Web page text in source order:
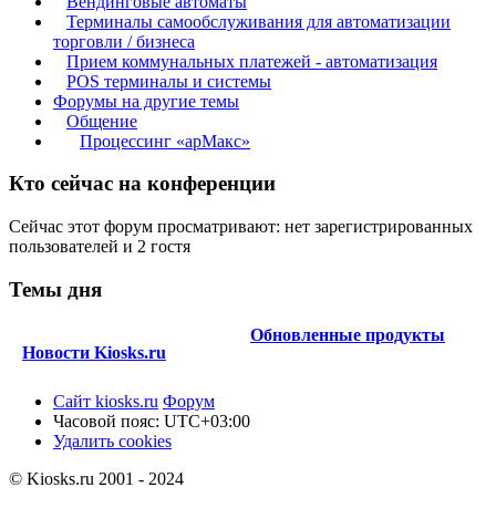
Терминалы самообслуживания для автоматизации
торговли / бизнеса
Прием коммунальных платежей - автоматизация
POS терминалы и системы
Форумы на другие темы
Общение
Процессинг «арМакс»
Кто сейчас на конференции
Сейчас этот форум просматривают: нет зарегистрированных
пользователей и 2 гостя
Темы дня
Новости Kiosks.ru
Обновленные продукты
Сайт kiosks.ru Форум
Часовой пояс: UTC+03:00
Удалить cookies
© Kiosks.ru 2001 - 2024